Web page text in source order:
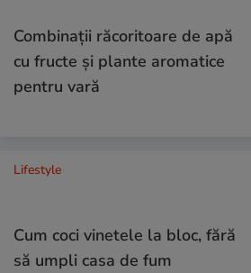
Combinaţii răcoritoare de apă
cu fructe şi plante aromatice
pentru vară
Lifestyle
Cum coci vinetele la bloc, fără
să umpli casa de fum